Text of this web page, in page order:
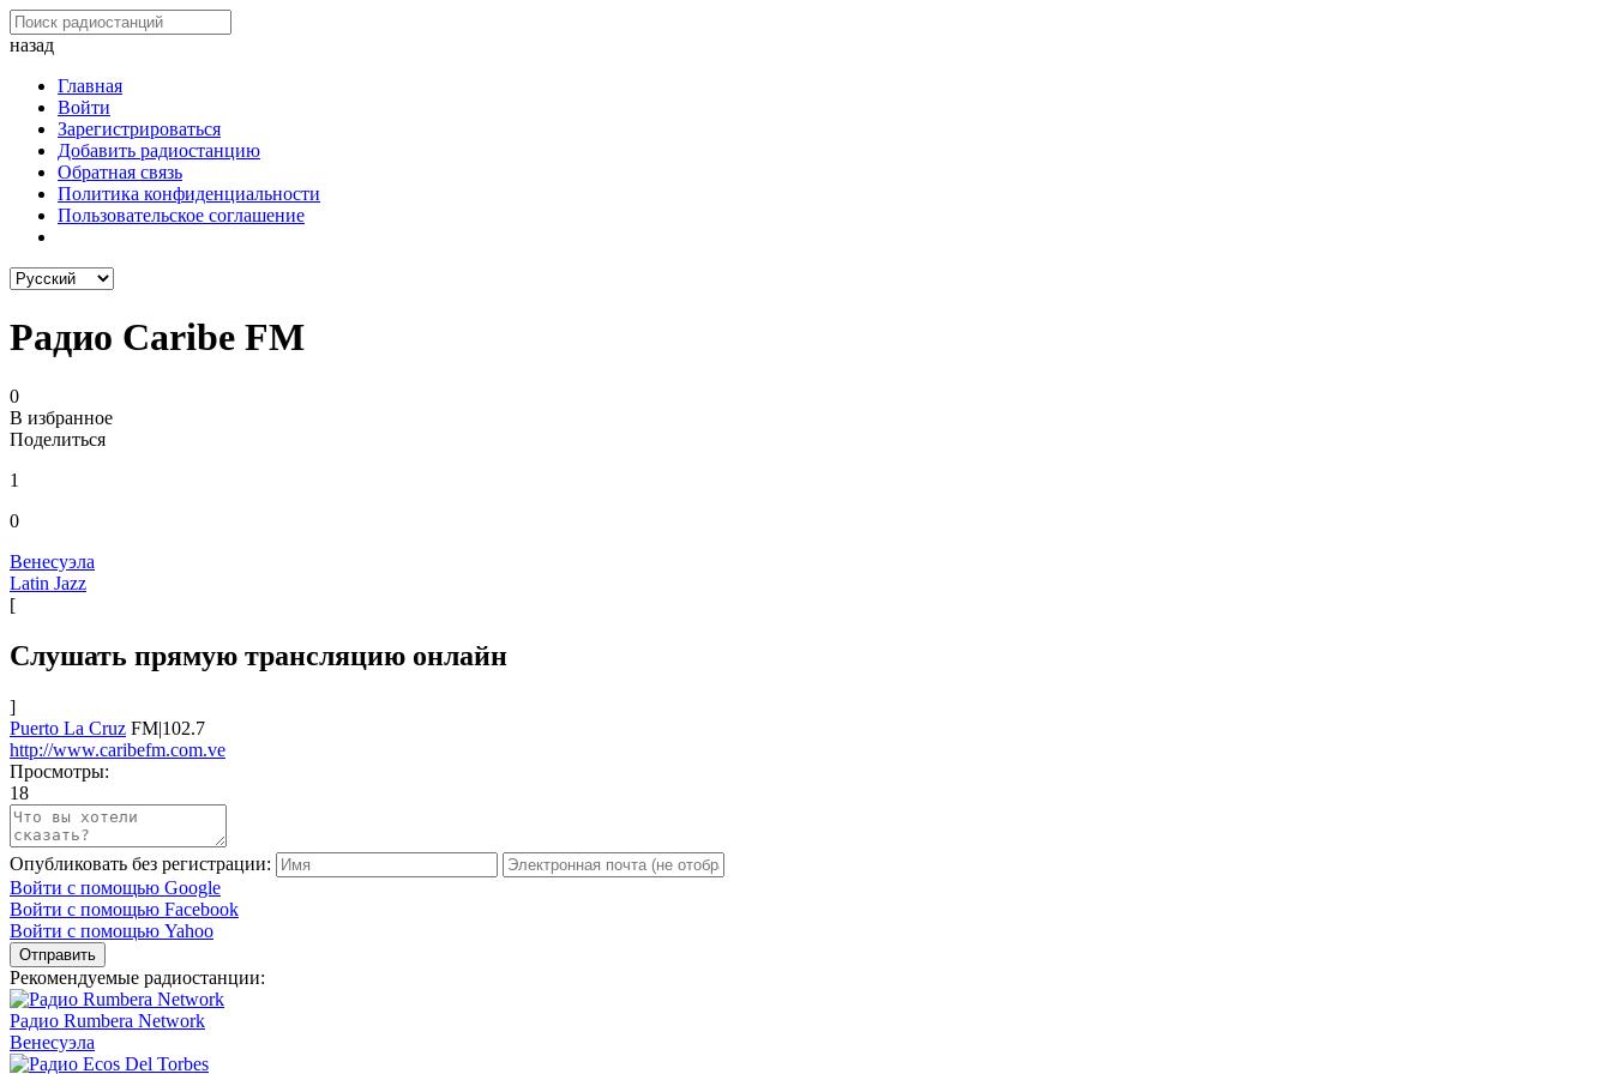
назад
Главная
Войти
Зарегистрироваться
Добавить радиостанцию
Обратная связь
Политика конфиденциальности
Пользовательское соглашение
Радио Caribe FM
0
В избранное
Поделиться
1
0
Венесуэла
Latin Jazz
[
Слушать прямую трансляцию онлайн
]
Puerto La Cruz FM|102.7
http://www.caribefm.com.ve
Просмотры:
18
Опубликовать без регистрации:
Войти с помощью Google
Войти с помощью Facebook
Войти с помощью Yahoo
Отправить
Рекомендуемые радиостанции:
Радио Rumbera Network
Венесуэла